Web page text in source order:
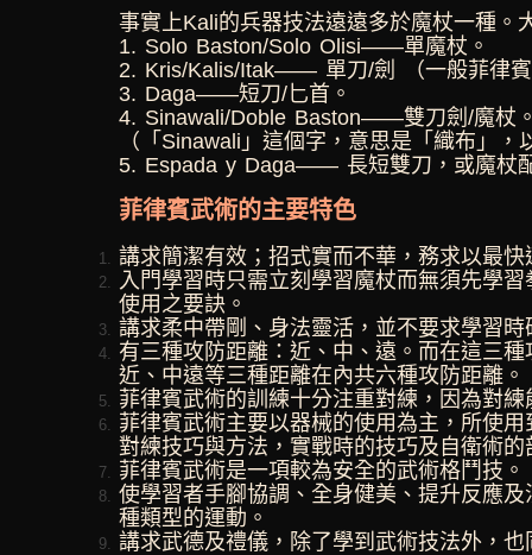
事實上Kali的兵器技法遠遠多於魔杖一種。
1. Solo Baston/Solo Olisi——單魔杖。
2. Kris/Kalis/Itak—— 單刀/劍 （一般菲律
3. Daga——短刀/匕首。
4. Sinawali/Doble Baston——雙刀劍/魔杖
（「Sinawali」這個字，意思是「織布」
5. Espada y Daga—— 長短雙刀，或魔杖
菲律賓武術的主要特色
講求簡潔有效；招式實而不華，務求以最
入門學習時只需立刻學習魔杖而無須先學
使用之要訣。
講求柔中帶剛、身法靈活，並不要求學習
有三種攻防距離：近、中、遠。而在這三
近、中遠等三種距離在內共六種攻防距離。
菲律賓武術的訓練十分注重對練，因為對
菲律賓武術主要以器械的使用為主，所使
對練技巧與方法，實戰時的技巧及自衛術
菲律賓武術是一項較為安全的武術格鬥技。
使學習者手腳協調、全身健美、提升反應
種類型的運動。
講求武德及禮儀，除了學到武術技法外，